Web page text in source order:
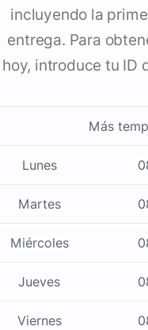
incluyendo la
entrega. Para
hoy, introduce tu ID
Más
Lunes
Martes
Miércoles
Jueves
Viernes